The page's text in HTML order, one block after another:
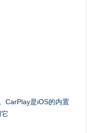
CarPlay是iOS的内置